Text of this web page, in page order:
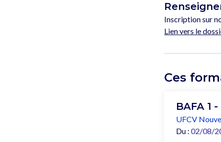
Inscription sur
Lien vers le
Ces
BAFA 1
UFCV
Du : 02/08/